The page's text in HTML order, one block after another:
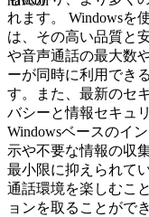
れます。 Windowsを
は、その高い品質と
や音声通話の最大数
ーが同時に利用でき
す。また、最新のセ
バシーと情報セキュ
Windowsベースのイ
示や不要な情報の収
最小限に抑えられて
通話環境を楽しむこ
ョンを取ることがで